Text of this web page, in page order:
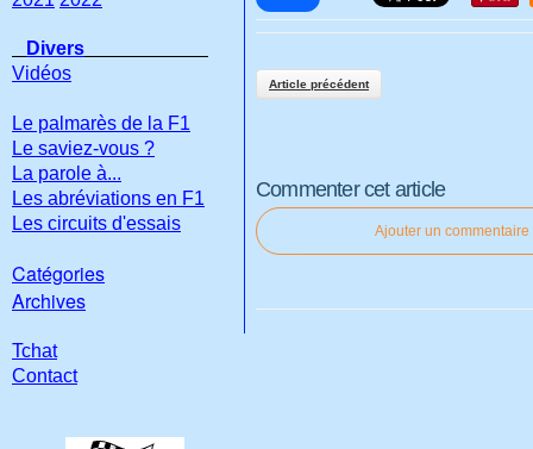
Article précédent
Commenter cet article
Ajouter un commentaire
Divers
Vidéos
Le palmarès de la F1
Le saviez-vous ?
La parole à...
Les abréviations en F1
Les circuits d'essais
Catégories
Archives
Tchat
Contact